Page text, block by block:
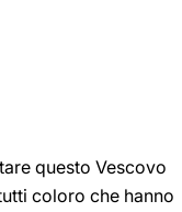
questo Vescovo
coloro che hanno